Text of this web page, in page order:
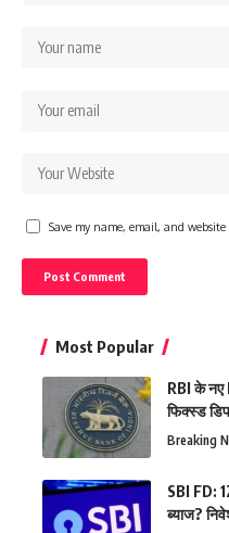
Save my name, email, and
Most Popular
RBI के नए
फिक्स्ड
Breaking
SBI FD:
ब्याज?